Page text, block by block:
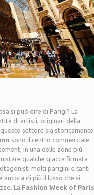
si può dire di Parigi? La
di artisti, originari della
settore sia storicamente
sono il centro commerciale
in una delle zone più
qualche giacca firmata
molti parigini e tanti
di più il lusso che si
La Fashion Week of Paris